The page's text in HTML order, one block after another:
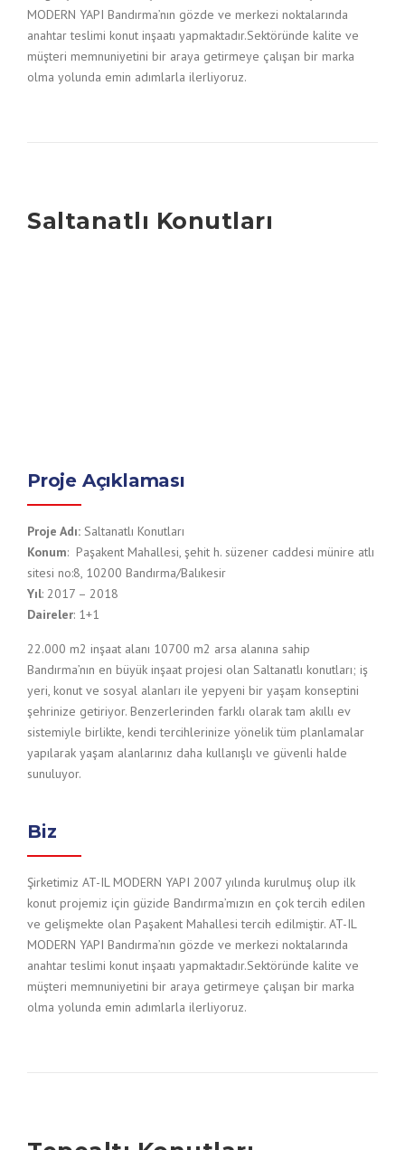
MODERN YAPI Bandırma’nın gözde ve merkezi noktalarında
anahtar teslimi konut inşaatı yapmaktadır.Sektöründe kalite ve
müşteri memnuniyetini bir araya getirmeye çalışan bir marka
olma yolunda emin adımlarla ilerliyoruz.
Saltanatlı Konutları
Proje Açıklaması
Proje Adı: Saltanatlı Konutları
Konum: Paşakent Mahallesi, şehit h. süzener caddesi münire atlı
sitesi no:8, 10200 Bandırma/Balıkesir
Yıl: 2017 – 2018
Daireler: 1+1
22.000 m2 inşaat alanı 10700 m2 arsa alanına sahip
Bandırma’nın en büyük inşaat projesi olan Saltanatlı konutları; iş
yeri, konut ve sosyal alanları ile yepyeni bir yaşam konseptini
şehrinize getiriyor. Benzerlerinden farklı olarak tam akıllı ev
sistemiyle birlikte, kendi tercihlerinize yönelik tüm planlamalar
yapılarak yaşam alanlarınız daha kullanışlı ve güvenli halde
sunuluyor.
Biz
Şirketimiz AT-IL MODERN YAPI 2007 yılında kurulmuş olup ilk
konut projemiz için güzide Bandırma’mızın en çok tercih edilen
ve gelişmekte olan Paşakent Mahallesi tercih edilmiştir. AT-IL
MODERN YAPI Bandırma’nın gözde ve merkezi noktalarında
anahtar teslimi konut inşaatı yapmaktadır.Sektöründe kalite ve
müşteri memnuniyetini bir araya getirmeye çalışan bir marka
olma yolunda emin adımlarla ilerliyoruz.